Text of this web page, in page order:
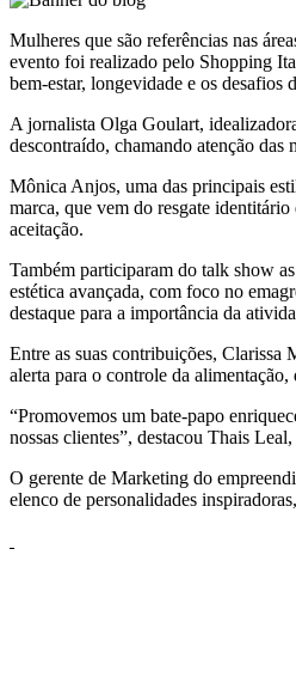
Mulheres que são referências nas
evento foi realizado pelo Shopping
bem-estar, longevidade e os desafios
A jornalista Olga Goulart,
descontraído, chamando atenção das
Mônica Anjos, uma das principais
marca, que vem do resgate
aceitação.
Também participaram do talk show
estética avançada, com foco no
destaque para a importância da
Entre as suas contribuições, Clarissa
alerta para o controle da
“Promovemos um bate-papo
nossas clientes”, destacou Thais
O gerente de Marketing do
elenco de personalidades